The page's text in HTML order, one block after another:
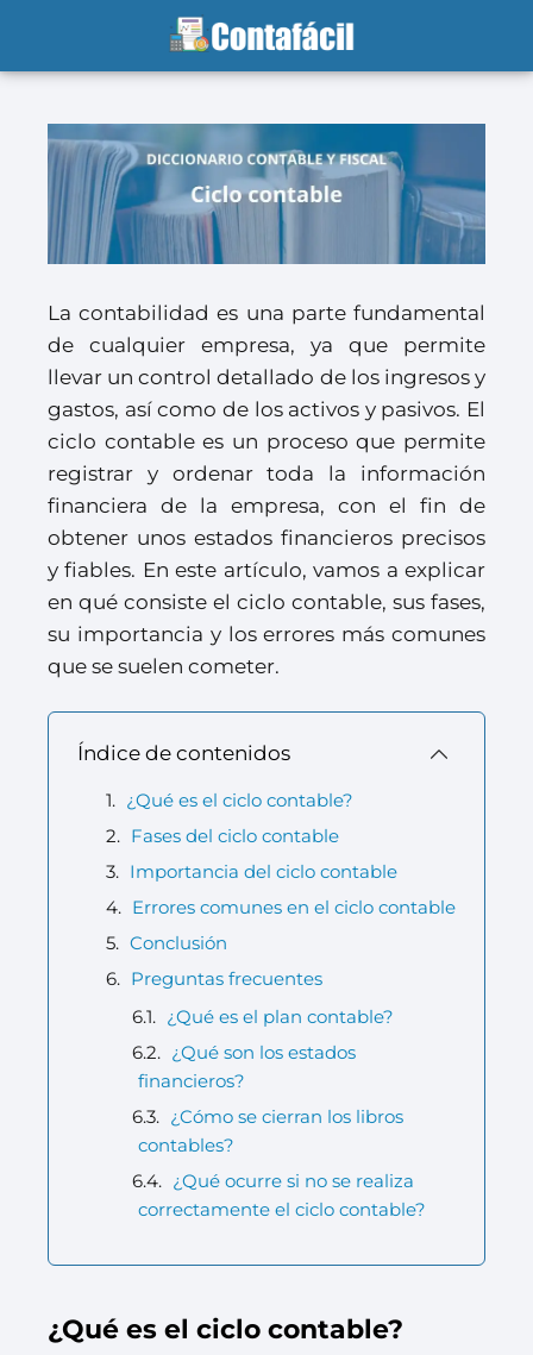
La contabilidad es una parte fundamental
de cualquier empresa, ya que permite
llevar un control detallado de los ingresos y
gastos, así como de los activos y pasivos. El
ciclo contable es un proceso que permite
registrar y ordenar toda la información
financiera de la empresa, con el fin de
obtener unos estados financieros precisos
y fiables. En este artículo, vamos a explicar
en qué consiste el ciclo contable, sus fases,
su importancia y los errores más comunes
que se suelen cometer.
Índice de contenidos
¿Qué es el ciclo contable?
Fases del ciclo contable
Importancia del ciclo contable
Errores comunes en el ciclo contable
Conclusión
Preguntas frecuentes
¿Qué es el plan contable?
¿Qué son los estados
financieros?
¿Cómo se cierran los libros
contables?
¿Qué ocurre si no se realiza
correctamente el ciclo contable?
¿Qué es el ciclo contable?